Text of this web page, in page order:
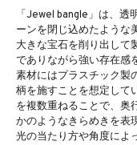
「Jewel bangle」は、透
ーンを閉じ込めたような
大きな宝石を削り出して
でありながら強い存在感
素材にはプラスチック製
柄を施すことを想定して
を複数重ねることで、奥
かのようなきらめきを表
光の当たり方や角度によ